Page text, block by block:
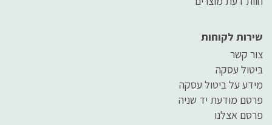
שירות לקוחות
צור קשר
ביטול עסקה
מידע על ביטול עסקה
פרסם מודעת יד שניה
פרסם אצלנו